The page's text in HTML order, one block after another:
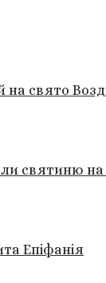
на свято
святиню на
Епіфанія